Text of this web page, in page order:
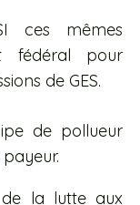
ces mêmes
fédéral pour
de GES.
de pollueur
de la lutte aux